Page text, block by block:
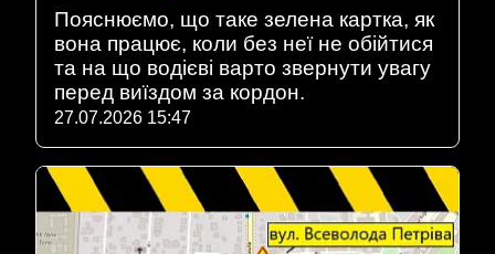
Пояснюємо, що таке зелена картка, як
вона працює, коли без неї не обійтися
та на що водієві варто звернути увагу
перед виїздом за кордон.
27.07.2026 15:47